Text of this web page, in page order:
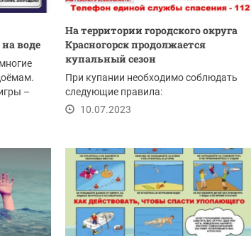
воде
–
На территории городского округа
Красногорск продолжается
купальный сезон
При купании необходимо соблюдать
следующие правила:
10.07.2023